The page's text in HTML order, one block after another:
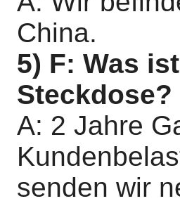
China.
5) F: Was
Steckdose?
A: 2 Jahre
senden wir